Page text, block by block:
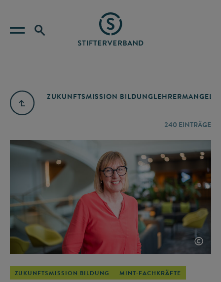
ZUKUNFTSMISSION BILDUNGLEHRERMANGEL
240 EINTRÄGE
©
ZUKUNFTSMISSION BILDUNG MINT-FACHKRÄFTE